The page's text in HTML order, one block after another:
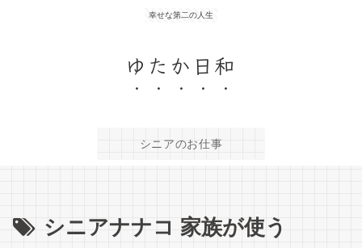
幸せな第二の人生
ゆたか日和
シニアのお仕事
シニアナナコ 家族が使う